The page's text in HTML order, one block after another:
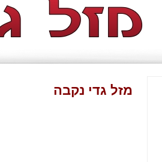
מזל גדי נקבה